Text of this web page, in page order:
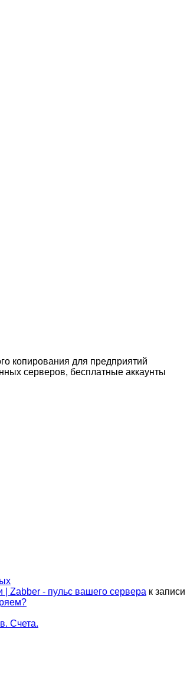
копирования для предприятий
серверов, бесплатные аккаунты
| Zabber - пульс вашего сервера к записи
Счета.